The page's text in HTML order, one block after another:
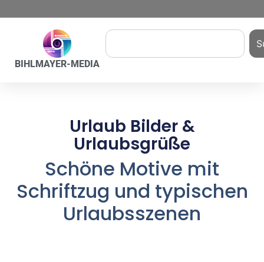
BIHLMAYER-MEDIA
Urlaub Bilder &
Urlaubsgrüße
Schöne Motive mit
Schriftzug und typischen
Urlaubsszenen